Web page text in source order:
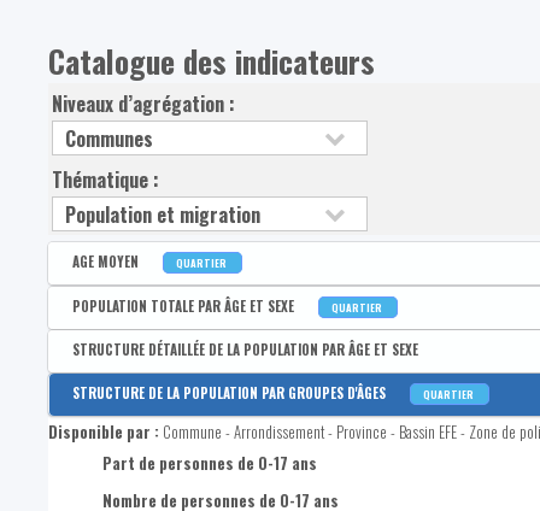
Catalogue des indicateurs
Niveaux d’agrégation :
Thématique :
AGE MOYEN QUARTIER
Disponible par :Commune - Arrondissement - Province - Bassin EFE - Zone de
Age moyen de la population
POPULATION TOTALE PAR ÂGE ET SEXE QUARTIER
Disponible par :Commune - Arrondissement - Province - Bassin EFE - Zone de
Population totale
Nombre d'hommes dans la population totale
Nombre de femmes dans la population totale
Part d'hommes dans la population totale
STRUCTURE DÉTAILLÉE DE LA POPULATION PAR ÂGE ET SEXE
Disponible par :Commune
Nombre de femmes de 0 à 2 ans
Nombre de femmes de 3 à 5 ans
Nombre de femmes de 6 à 11 ans
STRUCTURE DE LA POPULATION PAR GROUPES D'ÂGES QUARTIER
Disponible par : Commune - Arrondissement - Province - Bassin EFE - Zone de
Part de personnes de 0-17 ans
Nombre de personnes de 0-17 ans